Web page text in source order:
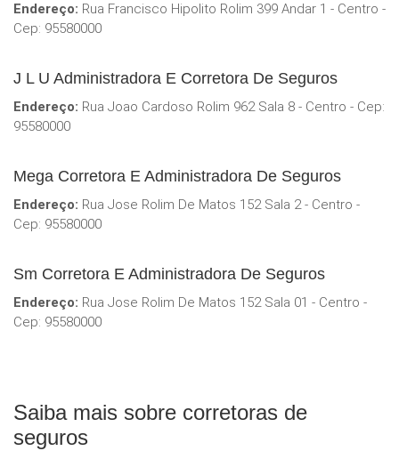
Endereço: Rua Francisco Hipolito Rolim 399 Andar 1 - Centro -
Cep: 95580000
J L U Administradora E Corretora De Seguros
Endereço: Rua Joao Cardoso Rolim 962 Sala 8 - Centro - Cep:
95580000
Mega Corretora E Administradora De Seguros
Endereço: Rua Jose Rolim De Matos 152 Sala 2 - Centro -
Cep: 95580000
Sm Corretora E Administradora De Seguros
Endereço: Rua Jose Rolim De Matos 152 Sala 01 - Centro -
Cep: 95580000
Saiba mais sobre corretoras de
seguros